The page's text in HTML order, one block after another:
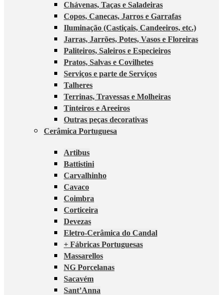
Chávenas, Taças e Saladeiras
Copos, Canecas, Jarros e Garrafas
Iluminação (Castiçais, Candeeiros, etc.)
Jarras, Jarrões, Potes, Vasos e Floreiras
Paliteiros, Saleiros e Especieiros
Pratos, Salvas e Covilhetes
Serviços e parte de Serviços
Talheres
Terrinas, Travessas e Molheiras
Tinteiros e Areeiros
Outras peças decorativas
Cerâmica Portuguesa
Artibus
Battistini
Carvalhinho
Cavaco
Coimbra
Corticeira
Devezas
Eletro-Cerâmica do Candal
+ Fábricas Portuguesas
Massarellos
NG Porcelanas
Sacavém
Sant’Anna